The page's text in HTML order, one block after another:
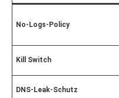
No-Logs-Policy
Kill Switch
DNS-Leak-Schutz